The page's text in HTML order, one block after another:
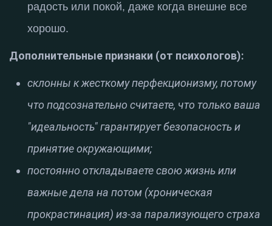
радость или покой, даже когда внешне все
хорошо.
Дополнительные признаки (от психологов):
склонны к жесткому перфекционизму, потому
что подсознательно считаете, что только ваша
"идеальность" гарантирует безопасность и
принятие окружающими;
постоянно откладываете свою жизнь или
важные дела на потом (хроническая
прокрастинация) из-за парализующего страха